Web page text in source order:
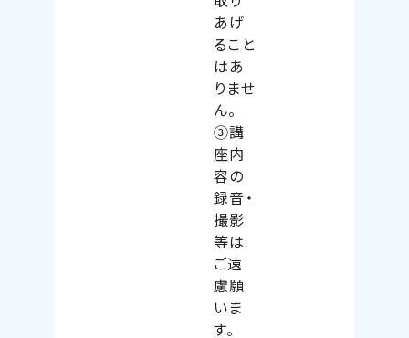
あげ
ること
はあ
りませ
ん。
③講
座内
容の
録音・
撮影
等は
ご遠
慮願
いま
す。